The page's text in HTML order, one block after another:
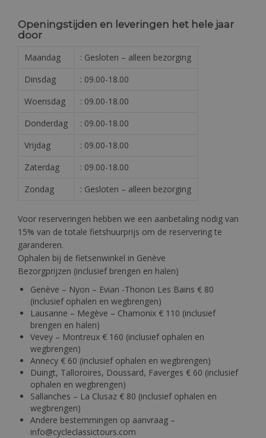
Openingstijden en leveringen het hele jaar
door
Maandag
: Gesloten – alleen bezorging
Dinsdag
: 09.00-18.00
Woensdag
: 09.00-18.00
Donderdag
: 09.00-18.00
Vrijdag
: 09.00-18.00
Zaterdag
: 09.00-18.00
Zondag
: Gesloten – alleen bezorging
Voor reserveringen hebben we een aanbetaling nodig van
15% van de totale fietshuurprijs om de reservering te
garanderen.
Ophalen bij de fietsenwinkel in Genève
Bezorgprijzen (inclusief brengen en halen)
Genève – Nyon – Evian -Thonon Les Bains € 80
(inclusief ophalen en wegbrengen)
Lausanne – Megève – Chamonix € 110 (inclusief
brengen en halen)
Vevey – Montreux € 160 (inclusief ophalen en
wegbrengen)
Annecy € 60 (inclusief ophalen en wegbrengen)
Duingt, Talloroires, Doussard, Faverges € 60 (inclusief
ophalen en wegbrengen)
Sallanches – La Clusaz € 80 (inclusief ophalen en
wegbrengen)
Andere bestemmingen op aanvraag –
info@cycleclassictours.com